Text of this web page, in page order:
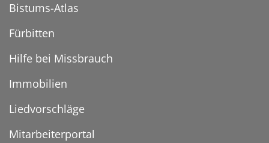
Bistums-Atlas
Fürbitten
Hilfe bei Missbrauch
Immobilien
Liedvorschläge
Mitarbeiterportal